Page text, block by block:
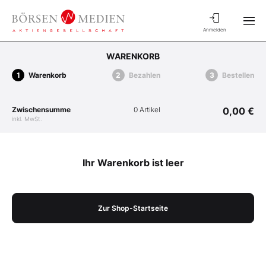
Anmelden
WARENKORB
Warenkorb Bezahlen Bestellen
Zwischensumme
inkl. MwSt.
0 Artikel 0,00 €
Ihr Warenkorb ist leer
Zur Shop-Startseite